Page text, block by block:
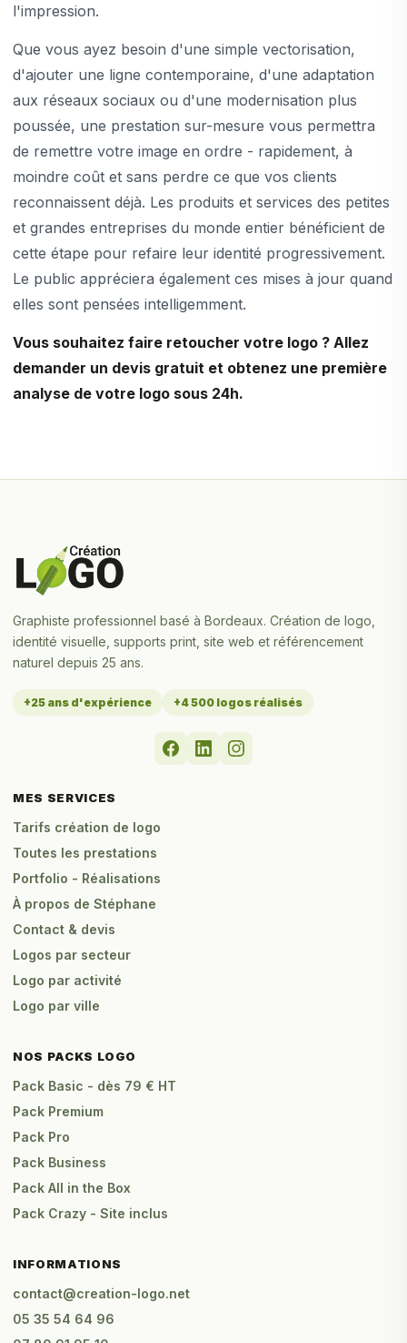
l'impression.
Que vous ayez besoin d'une simple vectorisation,
d'ajouter une ligne contemporaine, d'une adaptation
aux réseaux sociaux ou d'une modernisation plus
poussée, une prestation sur-mesure vous permettra
de remettre votre image en ordre - rapidement, à
moindre coût et sans perdre ce que vos clients
reconnaissent déjà. Les produits et services des petites
et grandes entreprises du monde entier bénéficient de
cette étape pour refaire leur identité progressivement.
Le public appréciera également ces mises à jour quand
elles sont pensées intelligemment.
Vous souhaitez faire retoucher votre logo ? Allez
demander un devis gratuit et obtenez une première
analyse de votre logo sous 24h.
Graphiste professionnel basé à Bordeaux. Création de logo,
identité visuelle, supports print, site web et référencement
naturel depuis 25 ans.
+25 ans d'expérience +4 500 logos réalisés
MES SERVICES
Tarifs création de logo
Toutes les prestations
Portfolio - Réalisations
À propos de Stéphane
Contact & devis
Logos par secteur
Logo par activité
Logo par ville
NOS PACKS LOGO
Pack Basic - dès 79 € HT
Pack Premium
Pack Pro
Pack Business
Pack All in the Box
Pack Crazy - Site inclus
INFORMATIONS
contact@creation-logo.net
05 35 54 64 96